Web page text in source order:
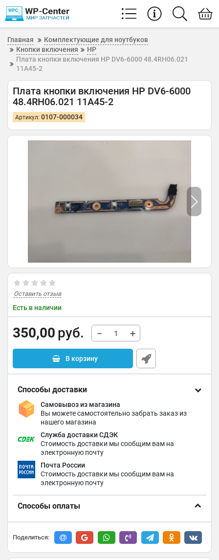
Главная
Комплектующие для ноутбуков
Кнопки включения
HP
Плата кнопки включения HP DV6-6000 48.4RH06.021
11A45-2
Плата кнопки включения HP DV6-6000
48.4RH06.021 11A45-2
Артикул: 0107-000034
Оставить отзыв
Есть в наличии
350,00 руб. − +
В корзину
Способы доставки
Самовывоз из магазина
Вы можете самостоятельно забрать заказ из
нашего магазина
Служба доставки СДЭК
Стоимость доставки мы сообщим вам на
электронную почту
Почта России
Стоимость доставки мы сообщим вам на
электронную почту
Способы оплаты
Поделиться: